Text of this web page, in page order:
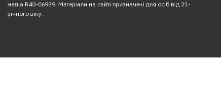
медіа R40-06939. Матеріали на сайті призначені для осіб від 21-
річного віку.